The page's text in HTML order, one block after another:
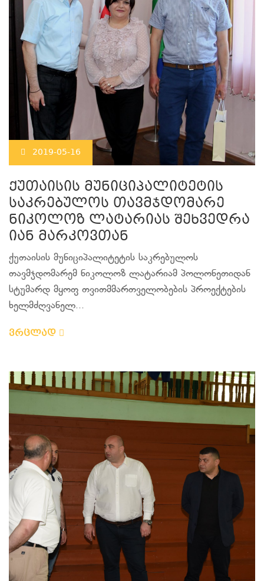
2019-05-16
ქუთაისის მუნიციპალიტეტის
საკრებულოს თავმჯდომარე
ნიკოლოზ ლატარიას შეხვედრა
იან მარკოვთან
ქუთაისის მუნიციპალიტეტის საკრებულოს
თავმჯდომარემ ნიკოლოზ ლატარიამ პოლონეთიდან
სტუმარდ მყოფ თვითმმართველობების პროექტების
ხელმძღვანელ...
ვრცლად